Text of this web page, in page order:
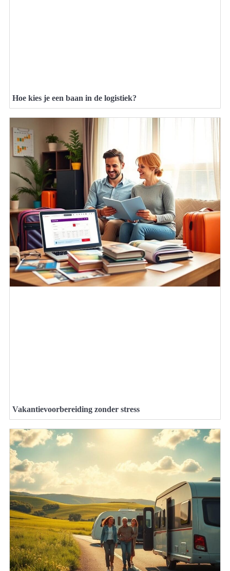
Hoe kies je een baan in de logistiek?
Vakantievoorbereiding zonder stress